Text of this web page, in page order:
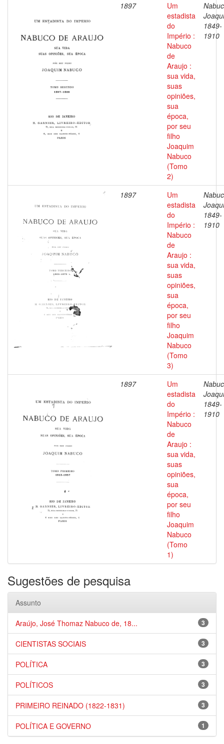
1897
Um
estadista
do
Império :
Nabuco
de
Araujo :
sua vida,
suas
opiniões,
sua
época,
por seu
filho
Joaquim
Nabuco
(Tomo
2)
1849-
1910
1897
Um
estadista
do
Império :
Nabuco
de
Araujo :
sua vida,
suas
opiniões,
sua
época,
por seu
filho
Joaquim
Nabuco
(Tomo
3)
1849-
1910
1897
Um
estadista
do
Império :
Nabuco
de
Araujo :
sua vida,
suas
opiniões,
sua
época,
por seu
filho
Joaquim
Nabuco
(Tomo
1)
1849-
1910
Sugestões de pesquisa
Assunto
3
Araújo, José Thomaz Nabuco de, 18...
3
CIENTISTAS SOCIAIS
3
POLÍTICA
3
POLÍTICOS
3
PRIMEIRO REINADO (1822-1831)
1
POLÍTICA E GOVERNO